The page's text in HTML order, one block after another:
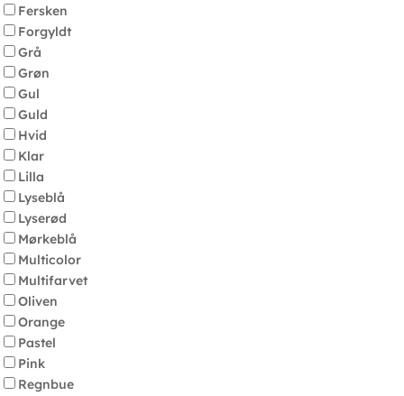
Fersken
Forgyldt
Grå
Grøn
Gul
Guld
Hvid
Klar
Lilla
Lyseblå
Lyserød
Mørkeblå
Multicolor
Multifarvet
Oliven
Orange
Pastel
Pink
Regnbue